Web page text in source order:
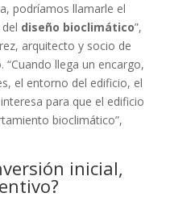
podríamos llamarle el
diseño bioclimático”,
arquitecto y socio de
llega un encargo,
el entorno del edificio, el
para que el edificio
bioclimático”,
inicial,